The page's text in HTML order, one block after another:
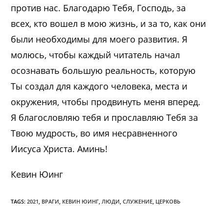
против нас. Благодарю Тебя, Господь, за
всех, кто вошел в мою жизнь, и за то, как они
были необходимы для моего развития. Я
молюсь, чтобы каждый читатель начал
осознавать большую реальность, которую
Ты создал для каждого человека, места и
окружения, чтобы продвинуть меня вперед.
Я благословляю тебя и прославляю Тебя за
Твою мудрость, во имя несравненного
Иисуса Христа. Аминь!
Кевин Юинг
TAGS:2021, ВРАГИ, КЕВИН ЮИНГ, ЛЮДИ, СЛУЖЕНИЕ, ЦЕРКОВЬ